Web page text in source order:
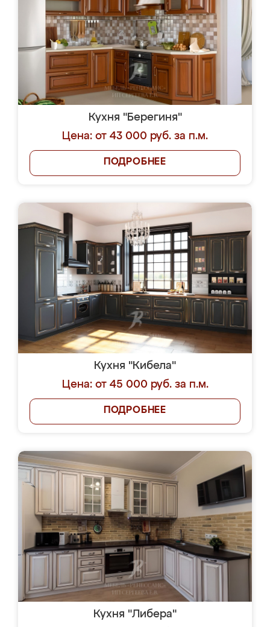
Кухня "Берегиня"
Цена: от 43 000 руб. за п.м.
ПОДРОБНЕЕ
Кухня "Кибела"
Цена: от 45 000 руб. за п.м.
ПОДРОБНЕЕ
Кухня "Либера"